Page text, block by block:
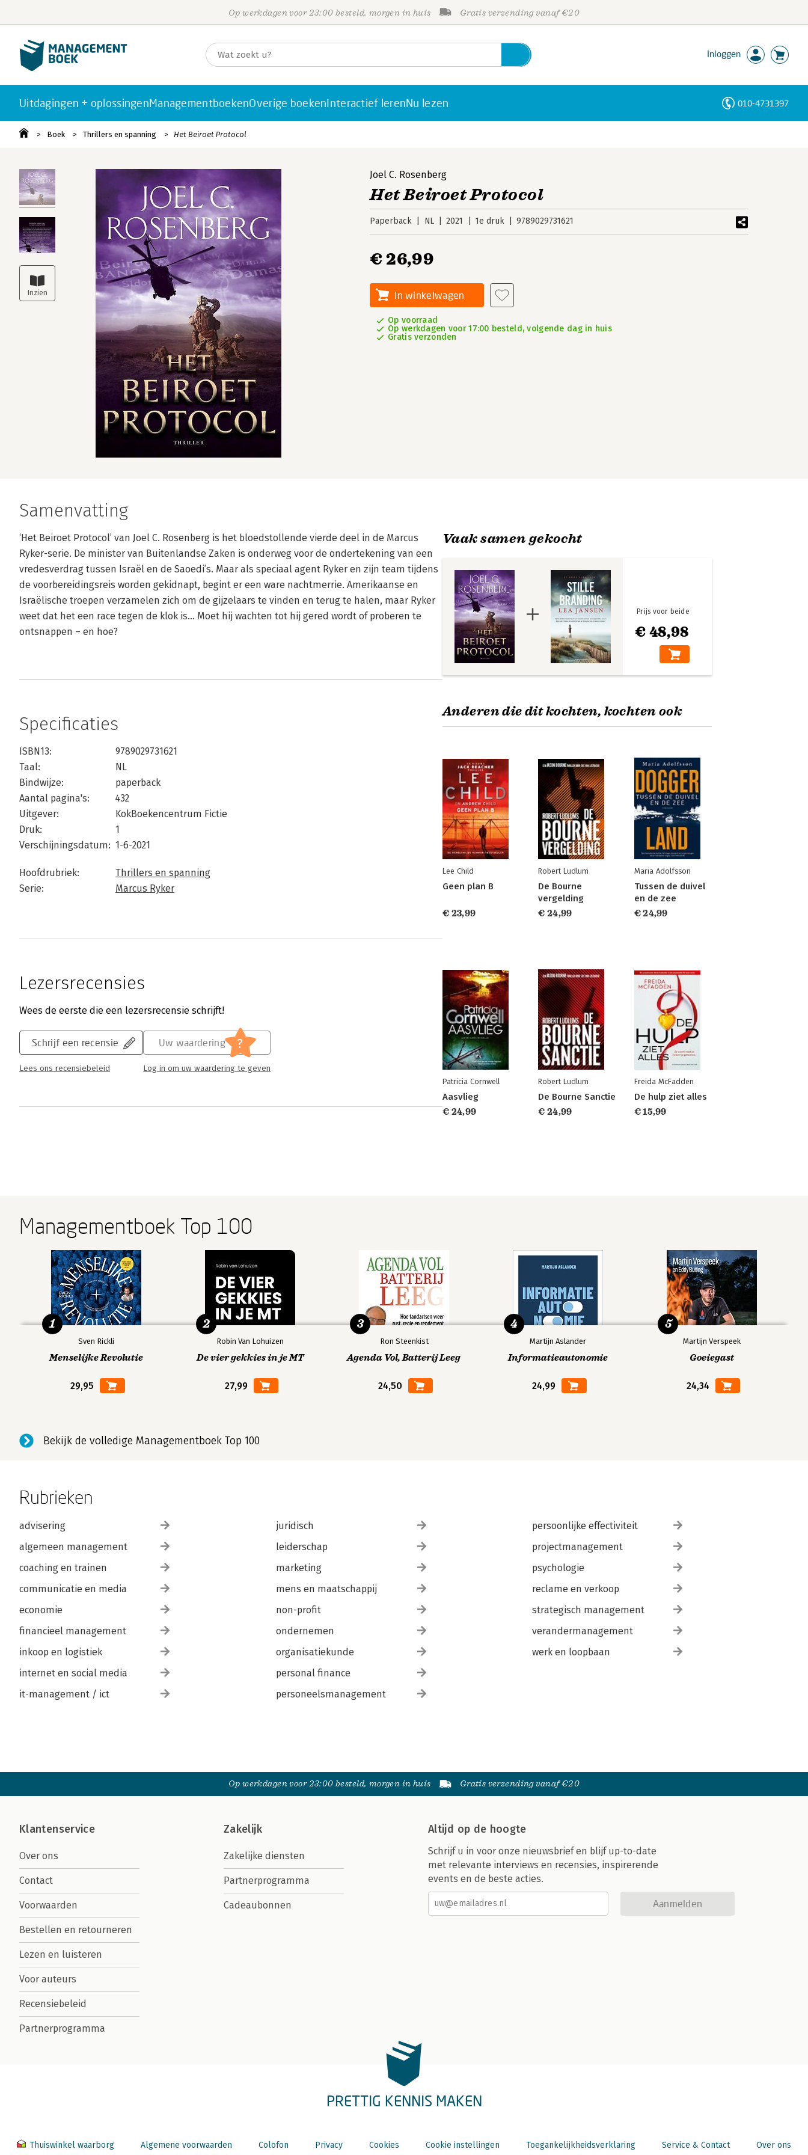
Op werkdagen voor 23:00 besteld, morgen in huis Gratis verzending vanaf €20
Inloggen
Uitdagingen + oplossingenManagementboekenOverige boekenInteractief lerenNu lezen 010-4731397
Boek Thrillers en spanning Het Beiroet Protocol
Joel C. Rosenberg
Het Beiroet Protocol
Paperback NL 2021 1e druk 9789029731621
€ 26,99
In winkelwagen
Op voorraad
Op werkdagen voor 17:00 besteld, volgende dag in huis
Gratis verzonden
Samenvatting
‘Het Beiroet Protocol’ van Joel C. Rosenberg is het bloedstollende vierde deel in de Marcus
Ryker-serie. De minister van Buitenlandse Zaken is onderweg voor de ondertekening van een
vredesverdrag tussen Israël en de Saoedi’s. Maar als speciaal agent Ryker en zijn team tijdens
de voorbereidingsreis worden gekidnapt, begint er een ware nachtmerrie. Amerikaanse en
Israëlische troepen verzamelen zich om de gijzelaars te vinden en terug te halen, maar Ryker
weet dat het een race tegen de klok is… Moet hij wachten tot hij gered wordt of proberen te
ontsnappen – en hoe?
Specificaties
ISBN13:
9789029731621
Taal:
NL
Bindwijze:
paperback
Aantal pagina's:
432
Uitgever:
KokBoekencentrum Fictie
Druk:
1
Verschijningsdatum: 1-6-2021
Hoofdrubriek:
Thrillers en spanning
Serie:
Marcus Ryker
Lezersrecensies
Wees de eerste die een lezersrecensie schrijft!
Schrijf een recensie
Lees ons recensiebeleid
Uw waardering ?
Log in om uw waardering te geven
Vaak samen gekocht
€ 48,98
Prijs voor beide
Anderen die dit kochten, kochten ook
Lee Child
Geen plan B
€ 23,99
Robert Ludlum
De Bourne
vergelding
€ 24,99
Maria Adolfsson
Tussen de duivel
en de zee
€ 24,99
Patricia Cornwell
Aasvlieg
€ 24,99
Robert Ludlum
De Bourne Sanctie
€ 24,99
Freida McFadden
De hulp ziet alles
€ 15,99
Managementboek Top 100
Sven Rickli
Menselijke Revolutie
29,95
1
Robin Van Lohuizen
De vier gekkies in je MT
27,99
2
Ron Steenkist
Agenda Vol, Batterij Leeg
24,50
3
Martijn Aslander
Informatieautonomie
24,99
4
Martijn Verspeek
Goeiegast
24,34
5
Bekijk de volledige Managementboek Top 100
Rubrieken
advisering
algemeen management
coaching en trainen
communicatie en media
economie
financieel management
inkoop en logistiek
internet en social media
it-management / ict
juridisch
leiderschap
marketing
mens en maatschappij
non-profit
ondernemen
organisatiekunde
personal finance
personeelsmanagement
persoonlijke effectiviteit
projectmanagement
psychologie
reclame en verkoop
strategisch management
verandermanagement
werk en loopbaan
Op werkdagen voor 23:00 besteld, morgen in huis Gratis verzending vanaf €20
Klantenservice
Over ons
Contact
Voorwaarden
Bestellen en retourneren
Lezen en luisteren
Voor auteurs
Recensiebeleid
Partnerprogramma
Zakelijk
Zakelijke diensten
Partnerprogramma
Cadeaubonnen
Altijd op de hoogte
Schrijf u in voor onze nieuwsbrief en blijf up-to-date
met relevante interviews en recensies, inspirerende
events en de beste acties.
Aanmelden
PRETTIG KENNIS MAKEN
Thuiswinkel waarborg Algemene voorwaarden Colofon Privacy Cookies Cookie instellingen Toegankelijkheidsverklaring Service & Contact Over ons
Personen